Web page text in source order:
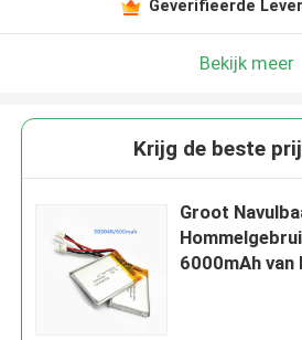
Geverifieerde
Bekijk meer
Krijg de beste
Groot
6000mAh